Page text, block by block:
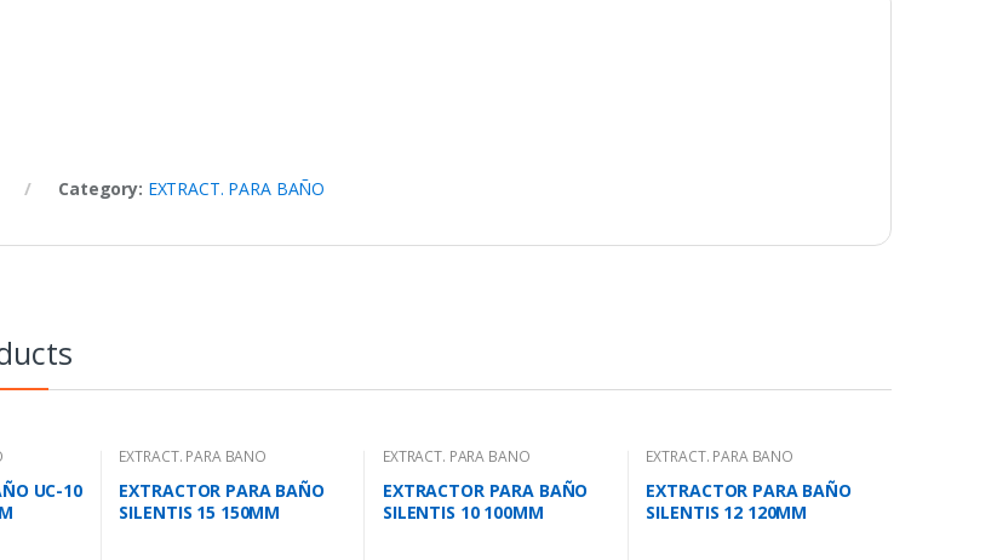
Category: EXTRACT. PARA BAÑO
UC-10
EXTRACT. PARA BAÑO
EXTRACTOR PARA BAÑO
SILENTIS 15 150MM
EXTRACT. PARA BAÑO
EXTRACTOR PARA BAÑO
SILENTIS 10 100MM
EXTRACT. PARA BAÑO
EXTRACTOR PARA BAÑO
SILENTIS 12 120MM